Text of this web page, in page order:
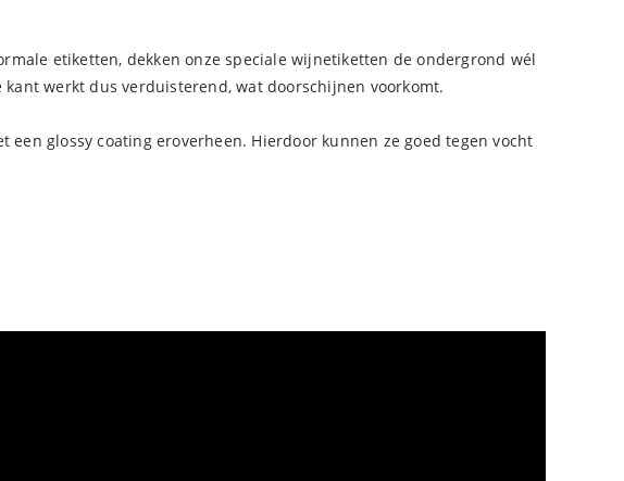
etiketten, dekken onze speciale wijnetiketten de ondergrond wél
werkt dus verduisterend, wat doorschijnen voorkomt.
glossy coating eroverheen. Hierdoor kunnen ze goed tegen vocht